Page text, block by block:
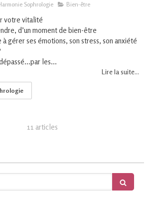
Sophrologie Bien-être
votre vitalité
d’un moment de bien-être
gérer ses émotions, son stress, son anxiété
les...
Lire la suite...
11 articles